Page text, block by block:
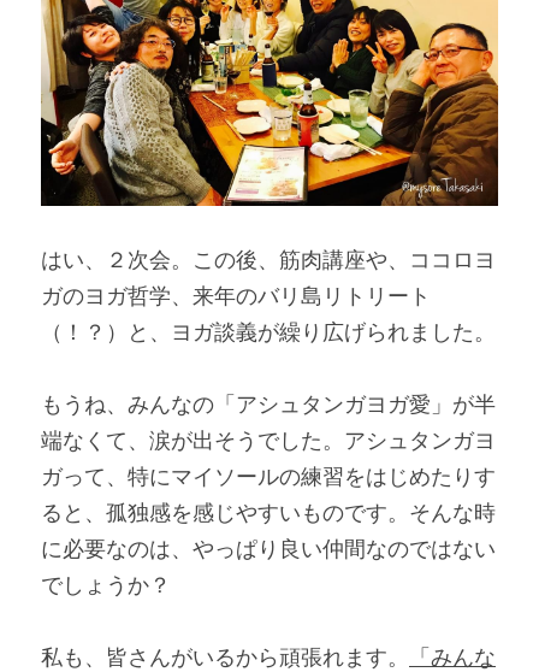
はい、２次会。この後、筋肉講座や、ココロヨ
ガのヨガ哲学、来年のバリ島リトリート
（！？）と、ヨガ談義が繰り広げられました。
もうね、みんなの「アシュタンガヨガ愛」が半
端なくて、涙が出そうでした。アシュタンガヨ
ガって、特にマイソールの練習をはじめたりす
ると、孤独感を感じやすいものです。そんな時
に必要なのは、やっぱり良い仲間なのではない
でしょうか？
私も、皆さんがいるから頑張れます。
「みんな